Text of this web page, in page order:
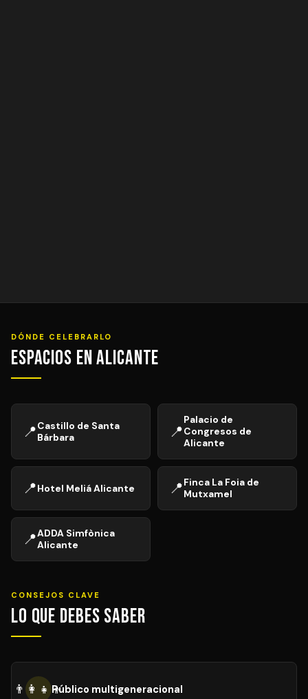
DÓNDE CELEBRARLO
Espacios en Alicante
📍Castillo de Santa
Bárbara
📍
Palacio de
Congresos de
Alicante
📍Hotel Meliá Alicante 📍Finca La Foia de
Mutxamel
📍ADDA Simfònica
Alicante
CONSEJOS CLAVE
Lo que debes saber
👨‍👩‍👧‍👦Público multigeneracional